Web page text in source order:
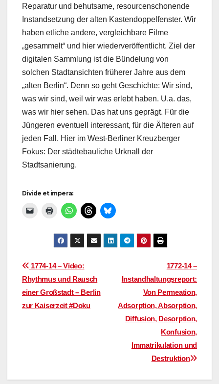
Reparatur und behutsame, resourcenschonende
Instandsetzung der alten Kastendoppelfenster. Wir
haben etliche andere, vergleichbare Filme
„gesammelt“ und hier wiederveröffentlicht. Ziel der
digitalen Sammlung ist die Bündelung von
solchen Stadtansichten früherer Jahre aus dem
„alten Berlin“. Denn so geht Geschichte: Wir sind,
was wir sind, weil wir was erlebt haben. U.a. das,
was wir hier sehen. Das hat uns geprägt. Für die
Jüngeren eventuell interessant, für die Älteren auf
jeden Fall. Hier im West-Berliner Kreuzberger
Fokus: Der städtebauliche Urknall der
Stadtsanierung.
Divide et impera:
Beitragsnavigation
1772-14 –
Instandhaltungsreport:
Von Permeation,
Adsorption, Absorption,
Diffusion, Desorption,
Konfusion,
Immatrikulation und
Destruktion
1774-14 – Video:
Rhythmus und Rausch
einer Großstadt – Berlin
zur Kaiserzeit #Doku